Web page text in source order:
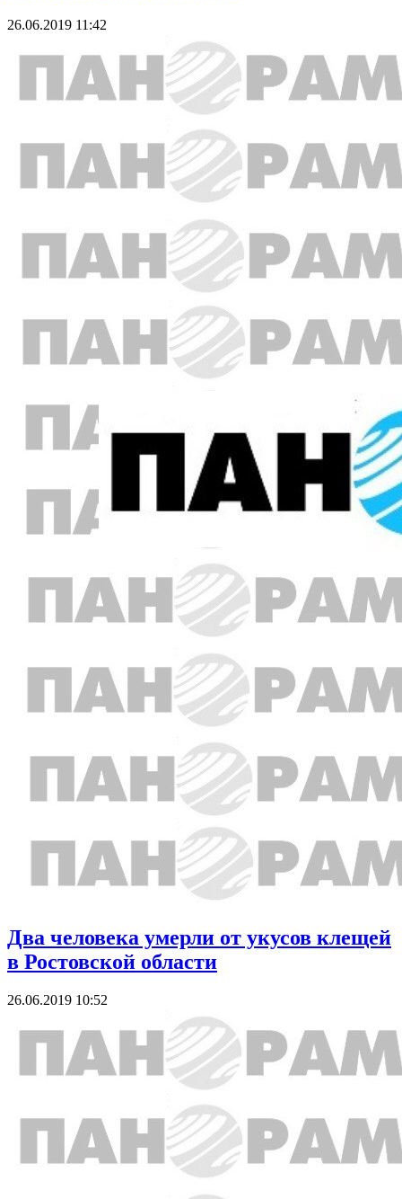
26.06.2019 11:42
Два человека умерли от укусов клещей
в Ростовской области
26.06.2019 10:52